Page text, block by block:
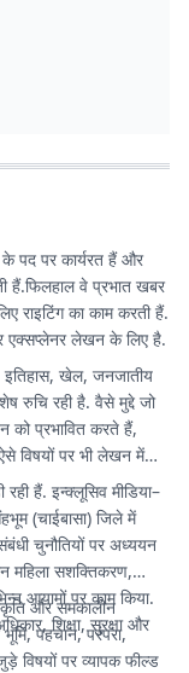
पद पर कार्यरत हैं और
हैं.फिलहाल वे प्रभात खबर
का काम करती हैं.
एक्सप्लेनर लेखन के लिए है.
इतिहास, खेल, जनजातीय
रुचि रही है. वैसे मुद्दे जो
को प्रभावित करते हैं,
विषयों पर भी लेखन में
हैं. इन्क्लूसिव मीडिया–
(चाईबासा) जिले में
चुनौतियों पर अध्ययन
महिला सशक्तिकरण,
आयामों पर काम किया.
शिक्षा, सुरक्षा और
और समकालीन
पहचान, परंपरा,
विषयों पर व्यापक फील्ड